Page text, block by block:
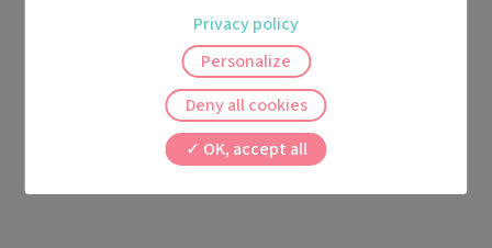
OK, accept all
Deny all cookies
Personalize
Privacy policy